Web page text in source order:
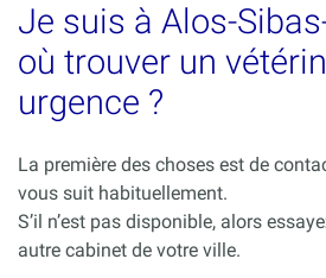
Je suis à Alos-
où trouver un
urgence ?
La première des choses est de
vous suit habituellement.
S’il n’est pas disponible, alors
autre cabinet de votre ville.